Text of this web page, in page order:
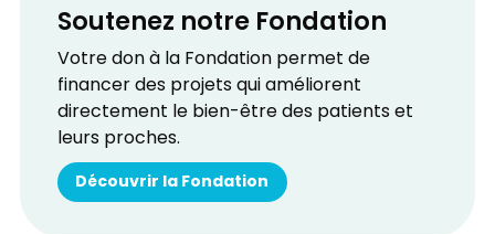
Soutenez notre Fondation
Votre don à la Fondation permet de
financer des projets qui améliorent
directement le bien-être des patients et
leurs proches.
Découvrir la Fondation